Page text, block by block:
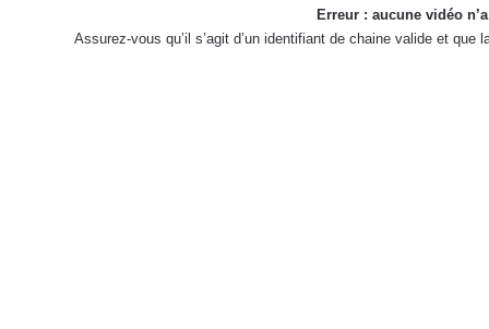
Erreur : aucune vidéo
Assurez-vous qu’il s’agit d’un identifiant de chaine valide et